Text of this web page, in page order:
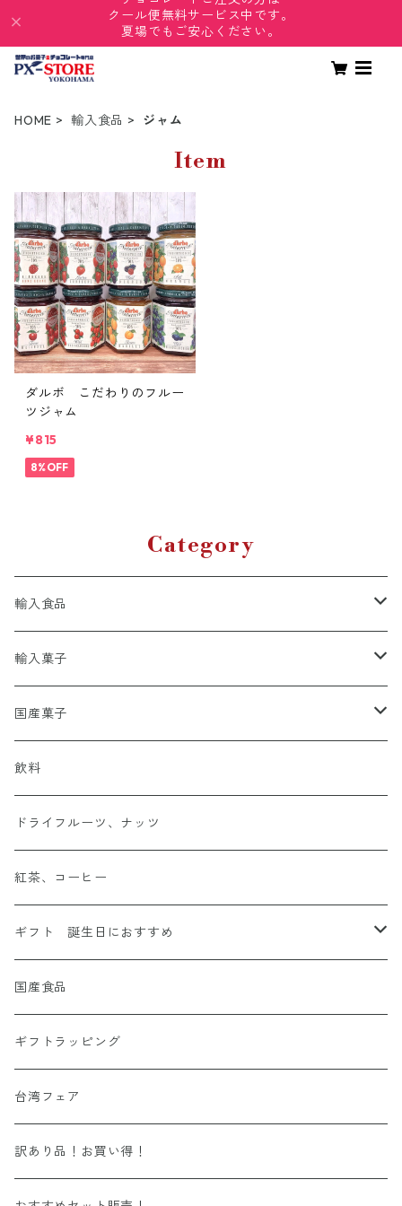
クール便無料サービス中です。
夏場でもご安心ください。
HOME 輸入食品 ジャム
Item
ダルボ こだわりのフルー
ツジャム
¥815
8%OFF
Category
輸入食品
パスタ
韓国
ジャム
オリーブ
ハチミツ
輸入菓子
クッキー
チョコレート
リンツ
ハーシー
グミ、キャンディ
ポテトチップス
韓国
国産菓子
津山屋ゼリー
カカオキャット
エウレカ
飲料
ドライフルーツ、ナッツ
紅茶、コーヒー
ギフト 誕生日におすすめ
可愛い缶
国産食品
ギフトラッピング
台湾フェア
訳あり品！お買い得！